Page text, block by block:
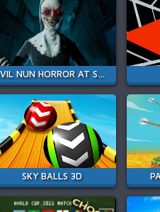
EVIL NUN HORROR AT SCHOOL
SKY BALLS 3D